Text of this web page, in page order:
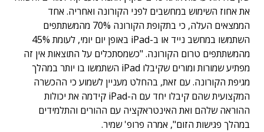
את אחוז השימוש במחשבים לפני הקורונה ואחריה. אחד
הממצאים העלה, כי בתקופת הקורונה 70% מהמשתתפים
השתמשו במחשב נייד או ב-iPad באופן יום יומי, לעומת 45%
מהמשתתפים טרום הקורונה. "כשמסתכלים על התוצאות אין זה
מפתיע שמורות ומורים שקיבלו iPad השתמשו בו יותר במהלך
מגיפת הקורונה. עם זאת, בהחלט מעניין לשמוע כי ההכשרה
המקצועית שהם קיבלו יחד עם ה-iPad קידמה את יכולות
ההוראה שלהם ואת האינטראקציה עם ההורים והתלמידים
במהלך פגישות הזום", אמרה פרופ' שמיר.